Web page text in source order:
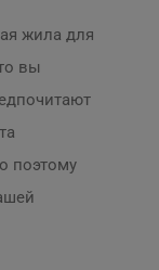
жила для
вы
поэтому